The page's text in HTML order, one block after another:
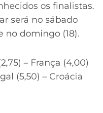
os finalistas.
será no sábado
no domingo (18).
– França (4,00)
(5,50) – Croácia